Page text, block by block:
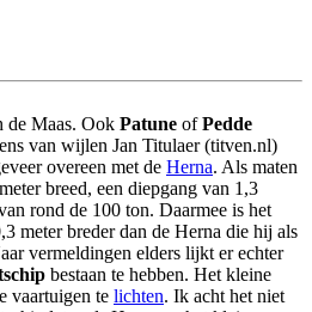
de Maas. Ook Patune ofPedde
van wijlen Jan Titulaer (titven.nl)
overeen met de Herna. Als maten
breed, een diepgang van 1,3
rond de 100 ton. Daarmee is het
meter breder dan de Herna die hij als
vermeldingen elders lijkt er echter
bestaan te hebben. Het kleine
vaartuigen te lichten. Ik acht het niet